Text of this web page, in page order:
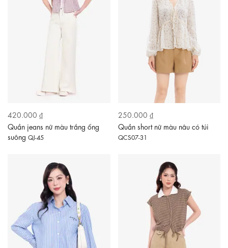
420.000 ₫
Quần jeans nữ màu trắng ống
suông QJ-45
250.000 ₫
Quần short nữ màu nâu có túi
QCS07-31